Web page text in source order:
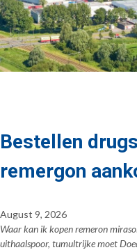
Bestellen
remergon
August 9, 2026
Waar kan ik kopen remeron
uithaalspoor, tumultrijke moet